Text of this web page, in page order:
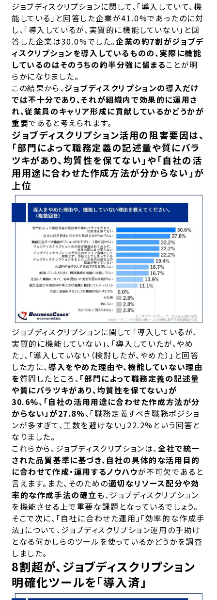
ジョブディスクリプションに関して、「導入していて、機
能している」と回答した企業が41.0%であったのに対
し、「導入しているが、実質的に機能していない」と回
答した企業は30.0%でした。企業の約7割がジョブデ
ィスクリプションを導入しているものの、実際に機能
しているのはそのうちの約半分強に留まることが明
らかになりました。
この結果から、ジョブディスクリプションの導入だけ
では不十分であり、それが組織内で効果的に運用さ
れ、従業員のキャリア形成に貢献しているかどうかが
重要であると考えられます。
ジョブディスクリプション活用の阻害要因は、
「部門によって職務定義の記述量や質にバラ
ツキがあり、均質性を保てない」や「自社の活
用用途に合わせた作成方法が分からない」が
上位
ジョブディスクリプションに関して「導入しているが、
実質的に機能していない」、「導入していたが、やめ
た」、「導入していない（検討したが、やめた）」と回答
した方に、導入をやめた理由や、機能していない理由
を質問したところ、 「部門によって職務定義の記述量
や質にバラツキがあり、均質性を保てない」が
30.6%、「自社の活用用途に合わせた作成方法が分
からない」が27.8%、「職務定義すべき職務ポジショ
ンが多すぎて、工数を避けない」22.2%という回答と
なりました。
これらから、ジョブディスクリプションは、全社で統一
された品質基準に基づき、自社の具体的な活用目的
に合わせて作成・運用するノウハウが不可欠であると
言えます。また、そのための適切なリソース配分や効
率的な作成手法の確立も、ジョブディスクリプション
を機能させる上で重要な課題となっているでしょう。
そこで次に、「自社に合わせた運用」「効率的な作成手
法」について、ジョブディスクリプション運用の手助け
となる何かしらのツールを使っているかどうかを調査
しました。
8割超が、ジョブディスクリプション
明確化ツールを「導入済」